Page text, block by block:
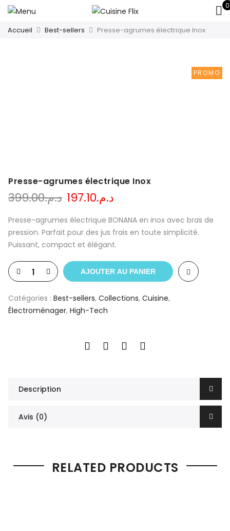
0
Accueil Best-sellers Presse-agrumes électrique Inox
PROMO
Presse-agrumes électrique Inox
د.م.399.00 Le
initial
était :
د.م.197.10
actuel
est :
Presse-agrumes électrique BONANA en inox avec bras de
pression. Parfait pour des jus frais en toute simplicité.
Puissant, compact et élégant.
AJOUTER AU PANIER
Catégories : Best-sellers, Collections, Cuisine,
Électroménager, High-Tech
Description
Avis (0)
RELATED PRODUCTS